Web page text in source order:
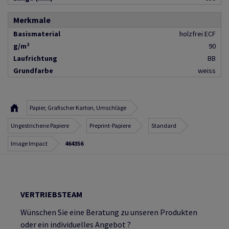
Merkmale
Basismaterial
holzfrei ECF
g/m²
90
Laufrichtung
BB
Grundfarbe
weiss
Papier, Grafischer Karton, Umschläge
Ungestrichene Papiere Preprint-Papiere Standard
Image Impact 464356
VERTRIEBSTEAM
Wünschen Sie eine Beratung zu unseren Produkten
oder ein individuelles Angebot ?